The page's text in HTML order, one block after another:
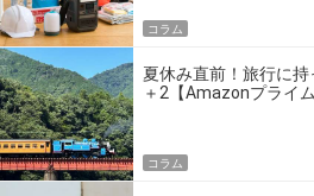
コラム
夏休み直前！旅行に
＋2【Amazonプライ
コラム